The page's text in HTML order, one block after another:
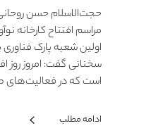
حجت‌الاسلام حسن
مراسم افتتاح کارخانه
اولین شعبه پارک
سخنانی گفت: امروز روز
است که در
ادامه مطلب